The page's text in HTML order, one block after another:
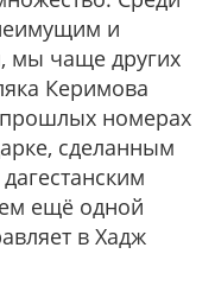
и
мы чаще других
Керимова
номерах
сделанным
ещё одной
в Хадж